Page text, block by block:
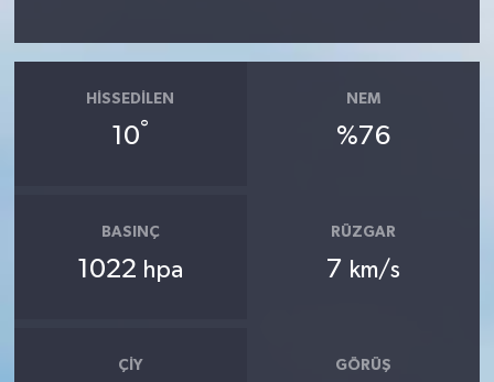
HISSEDILEN
10°
NEM
%76
BASINÇ
1022 hpa
RÜZGAR
7 km/s
ÇIY GÖRÜŞ